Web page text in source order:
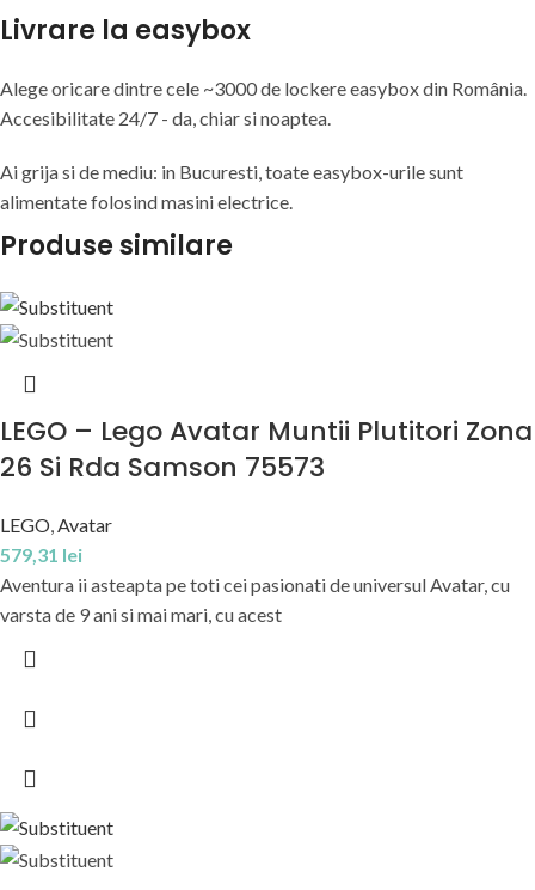
Livrare la easybox
Alege oricare dintre cele ~3000 de lockere easybox din România.
Accesibilitate 24/7 - da, chiar si noaptea.
Ai grija si de mediu: in Bucuresti, toate easybox-urile sunt
alimentate folosind masini electrice.
Produse similare
LEGO – Lego Avatar Muntii Plutitori Zona
26 Si Rda Samson 75573
LEGO,Avatar
579,31 lei
Aventura ii asteapta pe toti cei pasionati de universul Avatar, cu
varsta de 9 ani si mai mari, cu acest